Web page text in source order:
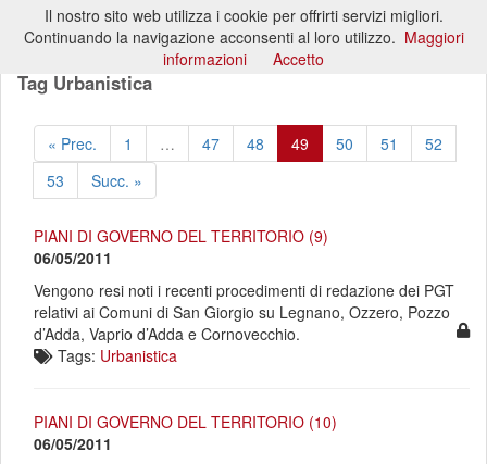
Tag Urbanistica
« Prec. 1 … 47 48 49 50 51
52
53
Succ. »
PIANI DI GOVERNO DEL TERRITORIO (9)
06/05/2011
Vengono resi noti i recenti procedimenti di redazione dei PGT
relativi ai Comuni di San Giorgio su Legnano, Ozzero, Pozzo
d’Adda, Vaprio d’Adda e Cornovecchio.
Tags: Urbanistica
PIANI DI GOVERNO DEL TERRITORIO (10)
06/05/2011
Il nostro sito web utilizza i cookie per offrirti servizi migliori.
Continuando la navigazione acconsenti al loro utilizzo. Maggiori
informazioni
Accetto